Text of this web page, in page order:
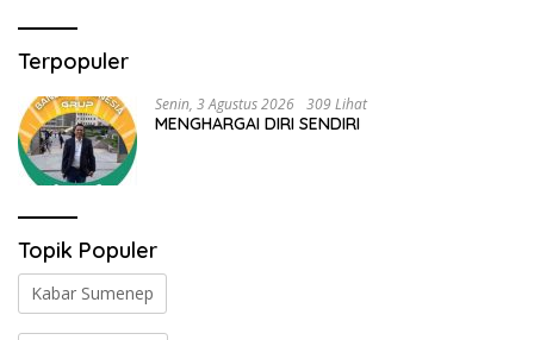
Terpopuler
Senin, 3 Agustus 2026 309 Lihat
MENGHARGAI DIRI SENDIRI
Topik Populer
Kabar Sumenep